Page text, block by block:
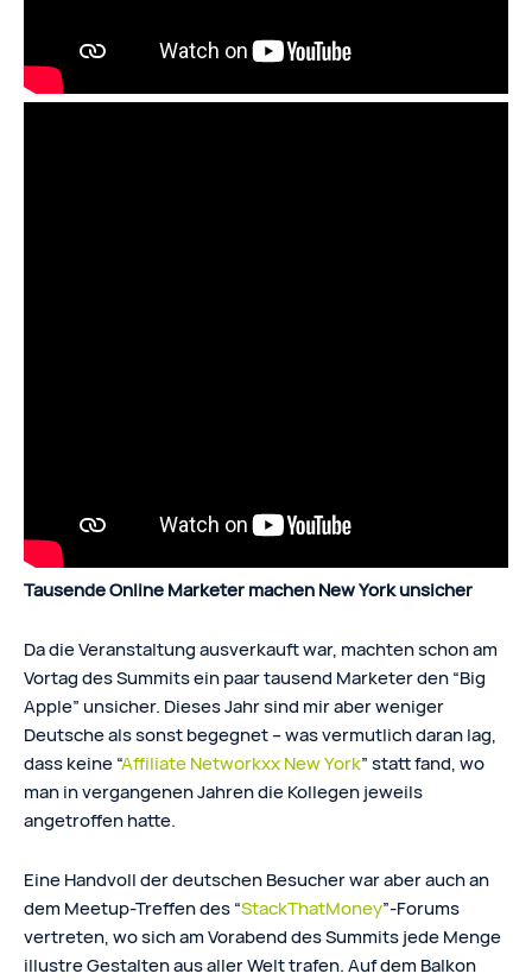
Tausende Online Marketer machen New York unsicher
Da die Veranstaltung ausverkauft war, machten schon am
Vortag des Summits ein paar tausend Marketer den “Big
Apple” unsicher. Dieses Jahr sind mir aber weniger
Deutsche als sonst begegnet – was vermutlich daran lag,
dass keine “Affiliate Networkxx New York” statt fand, wo
man in vergangenen Jahren die Kollegen jeweils
angetroffen hatte.
Eine Handvoll der deutschen Besucher war aber auch an
dem Meetup-Treffen des “StackThatMoney”-Forums
vertreten, wo sich am Vorabend des Summits jede Menge
illustre Gestalten aus aller Welt trafen. Auf dem Balkon